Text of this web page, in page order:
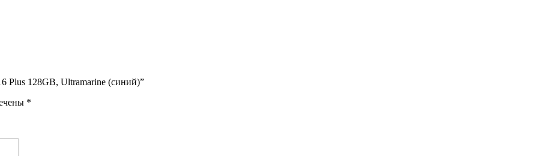
Plus 128GB, Ultramarine (синий)”
*